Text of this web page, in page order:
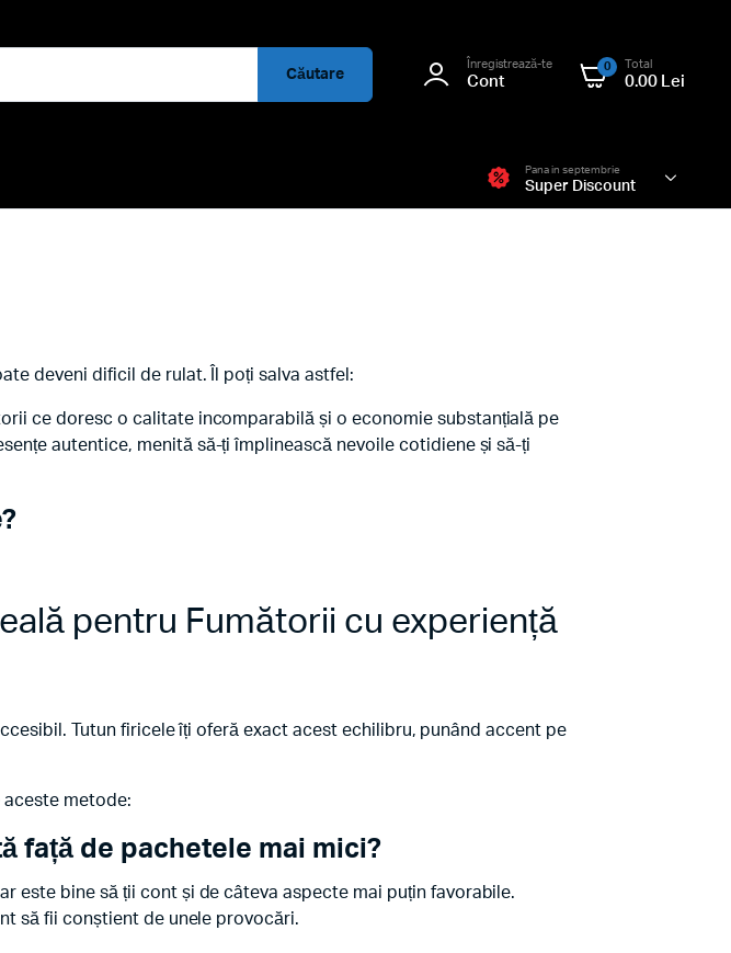
Căutare
Înregistrează-te
Cont
0 Total
0.00 Lei
Pana in septembrie
Super Discount
deveni dificil de rulat. Îl poți salva astfel:
ce doresc o calitate incomparabilă și o economie substanțială pe
autentice, menită să-ți împlinească nevoile cotidiene și să-ți
pentru Fumătorii cu experiență
Tutun firicele îți oferă exact acest echilibru, punând accent pe
aceste metode:
față de pachetele mai mici?
este bine să ții cont și de câteva aspecte mai puțin favorabile.
să fii conștient de unele provocări.